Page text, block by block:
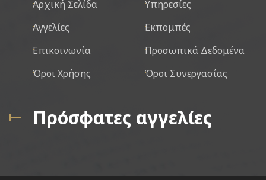
Αρχική Σελίδα
Υπηρεσίες
Αγγελίες
Εκπομπές
Επικοινωνία
Προσωπικά Δεδομένα
Όροι Χρήσης
Όροι Συνεργασίας
Πρόσφατες αγγελίες